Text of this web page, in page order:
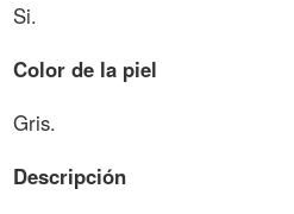
Si.
Color de la piel
Gris.
Descripción